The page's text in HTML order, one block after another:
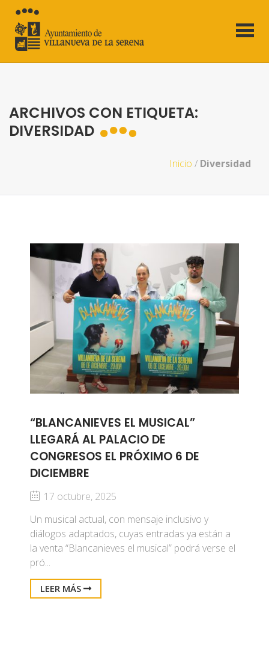
ARCHIVOS CON ETIQUETA:
DIVERSIDAD
Inicio / Diversidad
“BLANCANIEVES EL MUSICAL”
LLEGARÁ AL PALACIO DE
CONGRESOS EL PRÓXIMO 6 DE
DICIEMBRE
17 octubre, 2025
Un musical actual, con mensaje inclusivo y
diálogos adaptados, cuyas entradas ya están a
la venta “Blancanieves el musical” podrá verse el
pró...
LEER MÁS